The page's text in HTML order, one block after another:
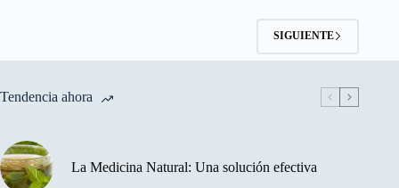
SIGUIENTE
Tendencia ahora
La Medicina Natural: Una solución efectiva